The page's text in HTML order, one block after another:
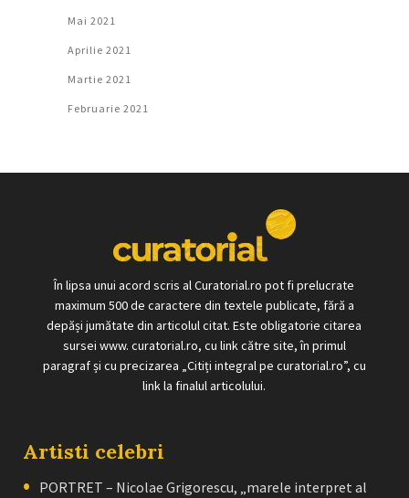
Mai 2021
Aprilie 2021
Martie 2021
Februarie 2021
În lipsa unui acord scris al Curatorial.ro pot fi prelucrate
maximum 500 de caractere din textele publicate, fără a
depăși jumătate din articolul citat. Este obligatorie citarea
sursei www. curatorial.ro, cu link către site, în primul
paragraf și cu precizarea „Citiți integral pe curatorial.ro”, cu
link la finalul articolului.
Artisti celebri
PORTRET – Nicolae Grigorescu, „marele interpret al